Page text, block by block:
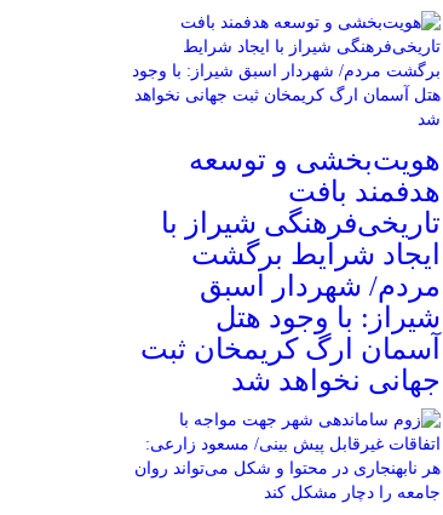
هویت‌بخشی و توسعه
هدفمند بافت
تاریخی‌فرهنگی شیراز با
ایجاد شرایط برگشت
مردم/ شهردار اسبق
شیراز: با وجود هتل
آسمان ارگ کریمخان ثبت
جهانی نخواهد شد